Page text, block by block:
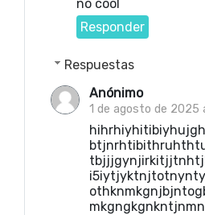
no cool
Responder
Respuestas
Anónimo
1 de agosto de 2025